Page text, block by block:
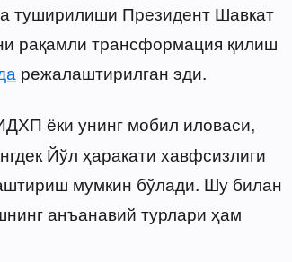
туширилиши Президент Шавкат
рақамли трансформация қилиш
режалаштирилган эди.
ёки унинг мобил иловаси,
Йўл ҳаракати хавфсизлиги
мумкин бўлади. Шу билан
анъанавий турлари ҳам